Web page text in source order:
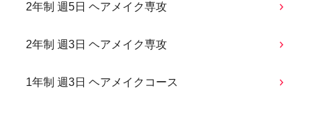
2年制 週5日 ヘアメイク専攻
2年制 週3日 ヘアメイク専攻
1年制 週3日 ヘアメイクコース